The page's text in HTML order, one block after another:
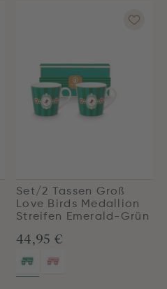
Set/2 Tassen Groß
Love Birds Medallion
Streifen Emerald-Grün
44,95 €